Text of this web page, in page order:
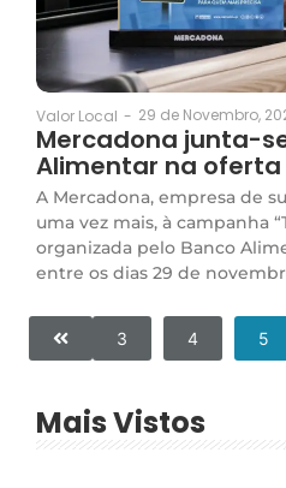
Valor Local - 29 de Novembro,
Mercadona junta-
Alimentar na
A Mercadona, empresa de
uma vez mais, à campanha
organizada pelo Banco
entre os dias 29 de
3 4 5
Mais Vistos